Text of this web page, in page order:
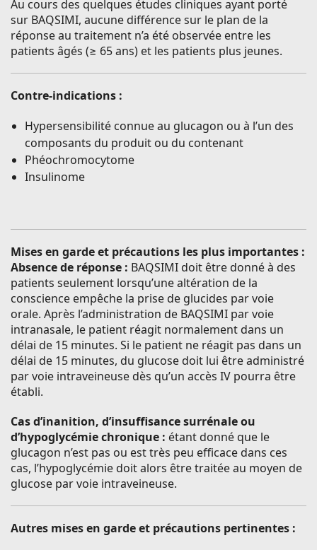
Au cours des quelques études cliniques ayant porté
sur BAQSIMI, aucune différence sur le plan de la
réponse au traitement n’a été observée entre les
patients âgés (≥ 65 ans) et les patients plus jeunes.
Contre-indications :
Hypersensibilité connue au glucagon ou à l’un des
composants du produit ou du contenant
Phéochromocytome
Insulinome
Mises en garde et précautions les plus importantes :
Absence de réponse : BAQSIMI doit être donné à des
patients seulement lorsqu’une altération de la
conscience empêche la prise de glucides par voie
orale. Après l’administration de BAQSIMI par voie
intranasale, le patient réagit normalement dans un
délai de 15 minutes. Si le patient ne réagit pas dans un
délai de 15 minutes, du glucose doit lui être administré
par voie intraveineuse dès qu’un accès IV pourra être
établi.
Cas d’inanition, d’insuffisance surrénale ou
d’hypoglycémie chronique : étant donné que le
glucagon n’est pas ou est très peu efficace dans ces
cas, l’hypoglycémie doit alors être traitée au moyen de
glucose par voie intraveineuse.
Autres mises en garde et précautions pertinentes :